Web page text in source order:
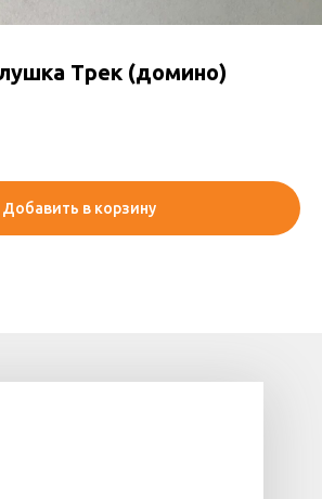
Трек (домино)
Добавить в корзину